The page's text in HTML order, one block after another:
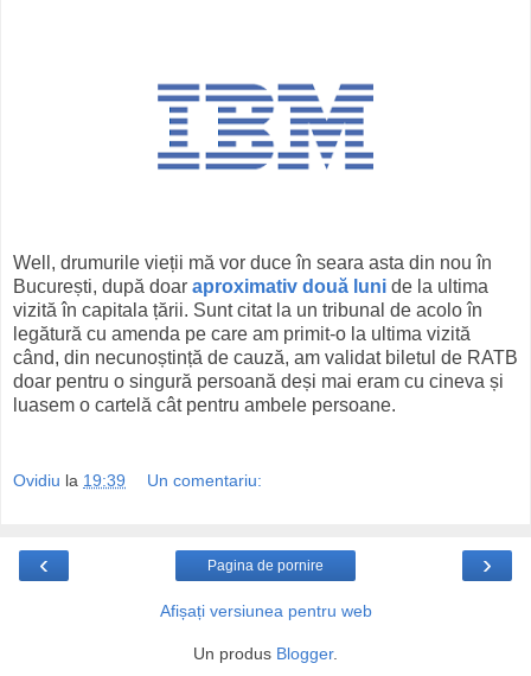
Well, drumurile vieții mă vor duce în seara asta din nou în
București, după doar aproximativ două luni de la ultima
vizită în capitala țării. Sunt citat la un tribunal de acolo în
legătură cu amenda pe care am primit-o la ultima vizită
când, din necunoștință de cauză, am validat biletul de RATB
doar pentru o singură persoană deși mai eram cu cineva și
luasem o cartelă cât pentru ambele persoane.
Ovidiu la 19:39 Un comentariu:
‹ ›
Pagina de pornire
Afișați versiunea pentru web
Un produs Blogger.